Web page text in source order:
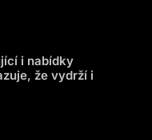
i nabídky
že vydrží i